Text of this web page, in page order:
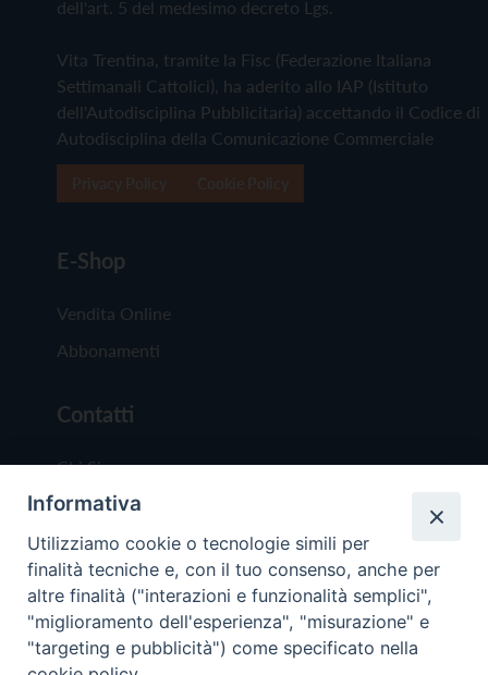
dell'art. 5 del medesimo decreto Lgs.
Vita Trentina, tramite la Fisc (Federazione Italiana
Settimanali Cattolici), ha aderito allo IAP (Istituto
dell'Autodisciplina Pubblicitaria) accettando il Codice di
Autodisciplina della Comunicazione Commerciale
E-Shop
Vendita Online
Abbonamenti
Contatti
Chi Siamo
Redazione
Scrivici
Informativa
Utilizziamo cookie o tecnologie simili per
finalità tecniche e, con il tuo consenso, anche per
altre finalità ("interazioni e funzionalità semplici",
"miglioramento dell'esperienza", "misurazione" e
"targeting e pubblicità") come specificato nella